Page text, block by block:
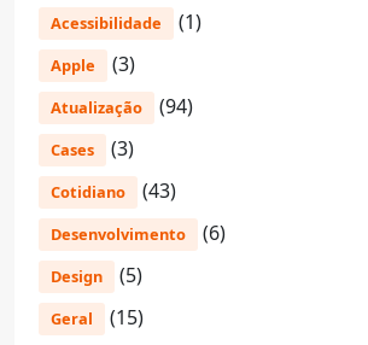
Acessibilidade (1)
Apple (3)
Atualização (94)
Cases (3)
Cotidiano (43)
Desenvolvimento (6)
Design (5)
Geral (15)